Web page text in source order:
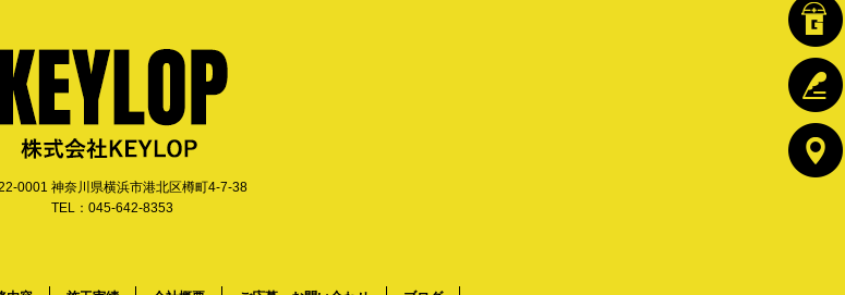
0001 神奈川県横浜市港北区樽町4-7-38
TEL：045-642-8353